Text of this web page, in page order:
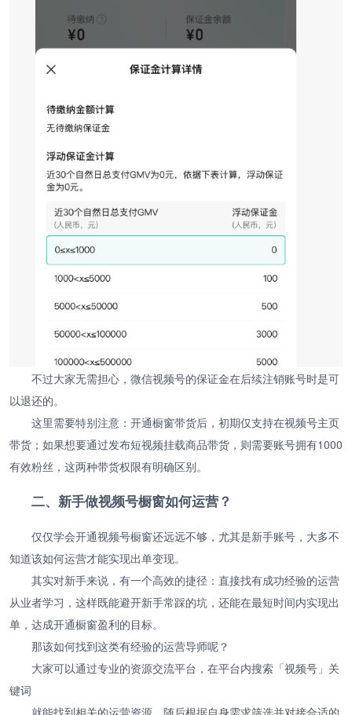
不过大家无需担心，微信视频号的保证金在后续注销账号时是可
以退还的。
这里需要特别注意：开通橱窗带货后，初期仅支持在视频号主页
带货；如果想要通过发布短视频挂载商品带货，则需要账号拥有1000
有效粉丝，这两种带货权限有明确区别。
二、新手做视频号橱窗如何运营？
仅仅学会开通视频号橱窗还远远不够，尤其是新手账号，大多不
知道该如何运营才能实现出单变现。
其实对新手来说，有一个高效的捷径：直接找有成功经验的运营
从业者学习，这样既能避开新手常踩的坑，还能在最短时间内实现出
单，达成开通橱窗盈利的目标。
那该如何找到这类有经验的运营导师呢？
大家可以通过专业的资源交流平台，在平台内搜索「视频号」关
键词